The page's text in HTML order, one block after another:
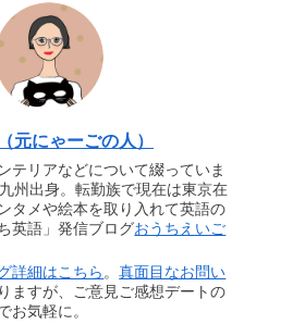
元にゃーごの人）
テリアなどについて綴っていま
州出身。転勤族で現在は東京在
タメや絵本を取り入れて英語の
英語」発信ブログおうちえいご
詳細はこちら 。真面目なお問い
ますが、ご意見ご感想デートの
お気軽に。